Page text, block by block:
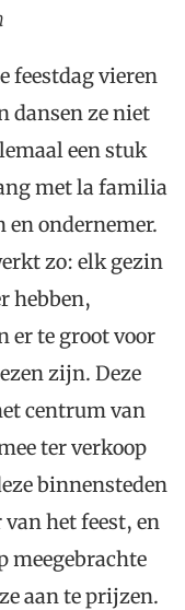
feestdag vieren
dansen ze niet
een stuk
met la familia
en ondernemer.
zo: elk gezin
hebben,
er te groot voor
zijn. Deze
centrum van
ter verkoop
binnensteden
het feest, en
meegebrachte
aan te prijzen.